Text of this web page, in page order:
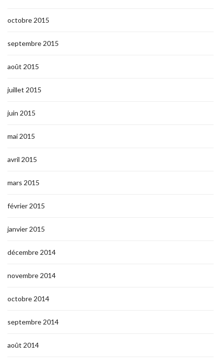
octobre 2015
septembre 2015
août 2015
juillet 2015
juin 2015
mai 2015
avril 2015
mars 2015
février 2015
janvier 2015
décembre 2014
novembre 2014
octobre 2014
septembre 2014
août 2014